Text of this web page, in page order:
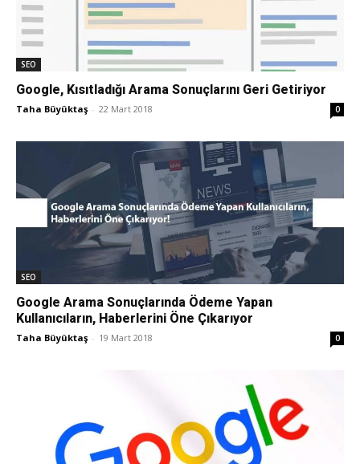
SEO
Google, Kısıtladığı Arama Sonuçlarını Geri Getiriyor
Taha Büyüktaş - 22 Mart 2018 0
SEO
Google Arama Sonuçlarında Ödeme Yapan
Kullanıcıların, Haberlerini Öne Çıkarıyor
Taha Büyüktaş - 19 Mart 2018 0